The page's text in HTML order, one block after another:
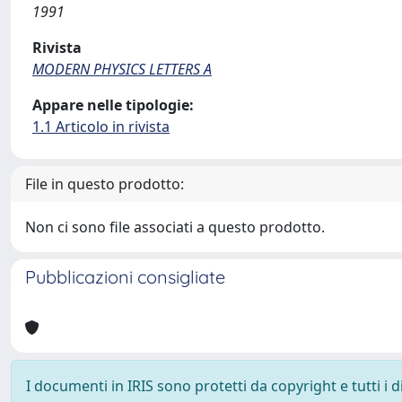
1991
Rivista
MODERN PHYSICS LETTERS A
Appare nelle tipologie:
1.1 Articolo in rivista
File in questo prodotto:
Non ci sono file associati a questo prodotto.
Pubblicazioni consigliate
I documenti in IRIS sono protetti da copyright e tutti i